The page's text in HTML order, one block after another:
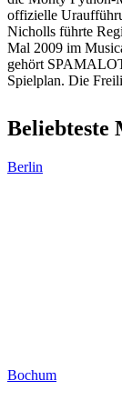
offizielle
Nicholls führte
Mal 2009 im
gehört
Spielplan. Die
Beliebteste
Berlin
Bochum